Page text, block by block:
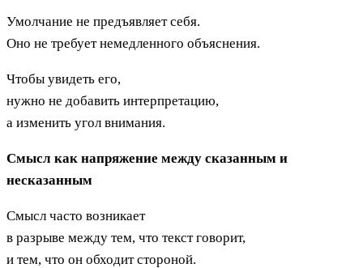
Умолчание не предъявляет себя.
Оно не требует немедленного объяснения.
Чтобы увидеть его,
нужно не добавить интерпретацию,
а изменить угол внимания.
Смысл как напряжение между сказанным и
несказанным
Смысл часто возникает
в разрыве между тем, что текст говорит,
и тем, что он обходит стороной.